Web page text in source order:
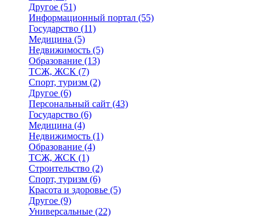
Другое (51)
Информационный портал (55)
Государство (11)
Медицина (5)
Недвижимость (5)
Образование (13)
ТСЖ, ЖСК (7)
Спорт, туризм (2)
Другое (6)
Персональный сайт (43)
Государство (6)
Медицина (4)
Недвижимость (1)
Образование (4)
ТСЖ, ЖСК (1)
Строительство (2)
Спорт, туризм (6)
Красота и здоровье (5)
Другое (9)
Универсальные (22)